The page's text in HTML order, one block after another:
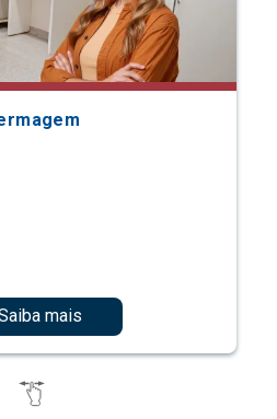
mais